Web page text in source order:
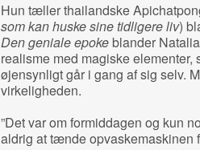
Hun tæller thailandske
som kan huske sine tidligere liv)
Den geniale epoke blander
realisme med magiske
øjensynligt går i gang af sig selv.
virkeligheden.
”Det var om formiddagen og kun
aldrig at tænde opvaskemaskinen